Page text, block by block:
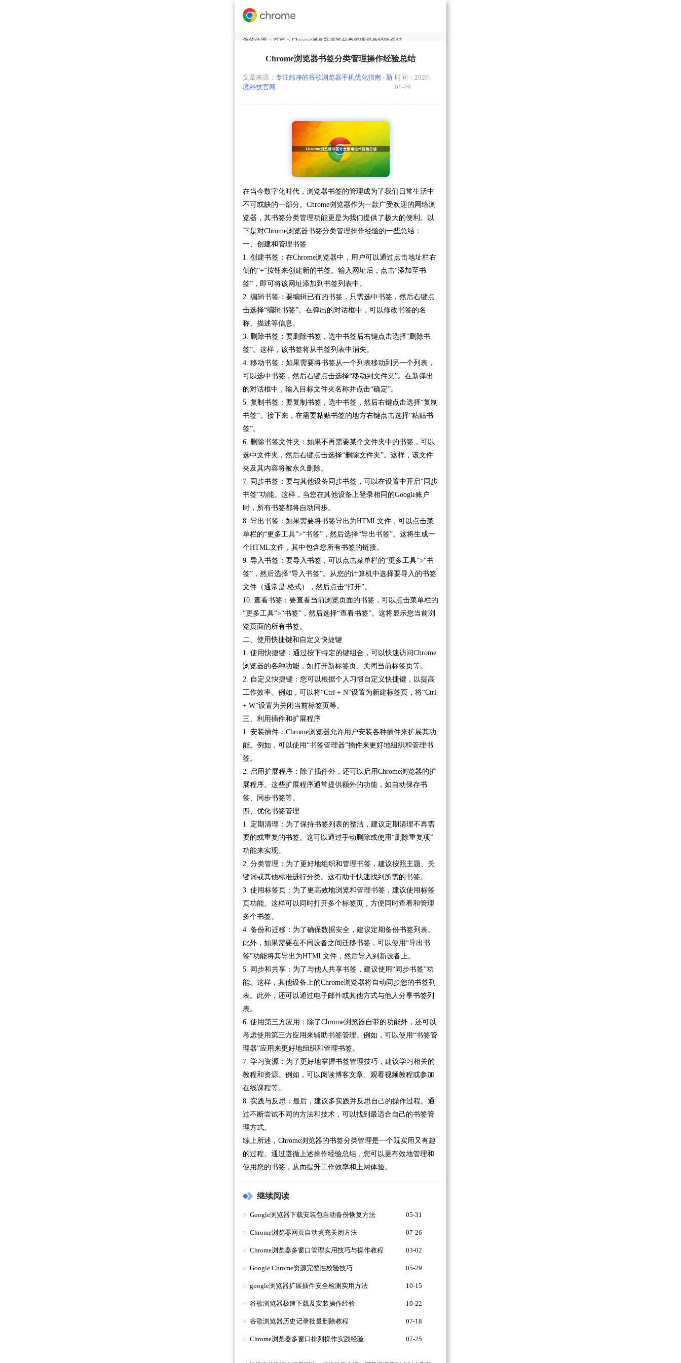
您的位置： 首页 > Chrome浏览器书签分类管理操作经验总结
Chrome浏览器书签分类管理操作经验总结
文章来源： 专注纯净的谷歌浏览器手机优化指南 - 新
境科技官网
时间：2026-
01-29
在当今数字化时代，浏览器书签的管理成为了我们日常生活中
不可或缺的一部分。Chrome浏览器作为一款广受欢迎的网络浏
览器，其书签分类管理功能更是为我们提供了极大的便利。以
下是对Chrome浏览器书签分类管理操作经验的一些总结：
一、创建和管理书签
1. 创建书签：在Chrome浏览器中，用户可以通过点击地址栏右
侧的“+”按钮来创建新的书签。输入网址后，点击“添加至书
签”，即可将该网址添加到书签列表中。
2. 编辑书签：要编辑已有的书签，只需选中书签，然后右键点
击选择“编辑书签”。在弹出的对话框中，可以修改书签的名
称、描述等信息。
3. 删除书签：要删除书签，选中书签后右键点击选择“删除书
签”。这样，该书签将从书签列表中消失。
4. 移动书签：如果需要将书签从一个列表移动到另一个列表，
可以选中书签，然后右键点击选择“移动到文件夹”。在新弹出
的对话框中，输入目标文件夹名称并点击“确定”。
5. 复制书签：要复制书签，选中书签，然后右键点击选择“复制
书签”。接下来，在需要粘贴书签的地方右键点击选择“粘贴书
签”。
6. 删除书签文件夹：如果不再需要某个文件夹中的书签，可以
选中文件夹，然后右键点击选择“删除文件夹”。这样，该文件
夹及其内容将被永久删除。
7. 同步书签：要与其他设备同步书签，可以在设置中开启“同步
书签”功能。这样，当您在其他设备上登录相同的Google账户
时，所有书签都将自动同步。
8. 导出书签：如果需要将书签导出为HTML文件，可以点击菜
单栏的“更多工具”>“书签”，然后选择“导出书签”。这将生成一
个HTML文件，其中包含您所有书签的链接。
9. 导入书签：要导入书签，可以点击菜单栏的“更多工具”>“书
签”，然后选择“导入书签”。从您的计算机中选择要导入的书签
文件（通常是.格式），然后点击“打开”。
10. 查看书签：要查看当前浏览页面的书签，可以点击菜单栏的
“更多工具”>“书签”，然后选择“查看书签”。这将显示您当前浏
览页面的所有书签。
二、使用快捷键和自定义快捷键
1. 使用快捷键：通过按下特定的键组合，可以快速访问Chrome
浏览器的各种功能，如打开新标签页、关闭当前标签页等。
2. 自定义快捷键：您可以根据个人习惯自定义快捷键，以提高
工作效率。例如，可以将“Ctrl + N”设置为新建标签页，将“Ctrl
+ W”设置为关闭当前标签页等。
三、利用插件和扩展程序
1. 安装插件：Chrome浏览器允许用户安装各种插件来扩展其功
能。例如，可以使用“书签管理器”插件来更好地组织和管理书
签。
2. 启用扩展程序：除了插件外，还可以启用Chrome浏览器的扩
展程序。这些扩展程序通常提供额外的功能，如自动保存书
签、同步书签等。
四、优化书签管理
1. 定期清理：为了保持书签列表的整洁，建议定期清理不再需
要的或重复的书签。这可以通过手动删除或使用“删除重复项”
功能来实现。
2. 分类管理：为了更好地组织和管理书签，建议按照主题、关
键词或其他标准进行分类。这有助于快速找到所需的书签。
3. 使用标签页：为了更高效地浏览和管理书签，建议使用标签
页功能。这样可以同时打开多个标签页，方便同时查看和管理
多个书签。
4. 备份和迁移：为了确保数据安全，建议定期备份书签列表。
此外，如果需要在不同设备之间迁移书签，可以使用“导出书
签”功能将其导出为HTML文件，然后导入到新设备上。
5. 同步和共享：为了与他人共享书签，建议使用“同步书签”功
能。这样，其他设备上的Chrome浏览器将自动同步您的书签列
表。此外，还可以通过电子邮件或其他方式与他人分享书签列
表。
6. 使用第三方应用：除了Chrome浏览器自带的功能外，还可以
考虑使用第三方应用来辅助书签管理。例如，可以使用“书签管
理器”应用来更好地组织和管理书签。
7. 学习资源：为了更好地掌握书签管理技巧，建议学习相关的
教程和资源。例如，可以阅读博客文章、观看视频教程或参加
在线课程等。
8. 实践与反思：最后，建议多实践并反思自己的操作过程。通
过不断尝试不同的方法和技术，可以找到最适合自己的书签管
理方式。
综上所述，Chrome浏览器的书签分类管理是一个既实用又有趣
的过程。通过遵循上述操作经验总结，您可以更有效地管理和
使用您的书签，从而提升工作效率和上网体验。
继续阅读
Google浏览器下载安装包自动备份恢复方法 05-31
Chrome浏览器网页自动填充关闭方法 07-26
Chrome浏览器多窗口管理实用技巧与操作教程 03-02
Google Chrome资源完整性校验技巧 05-29
google浏览器扩展插件安全检测实用方法 10-15
谷歌浏览器极速下载及安装操作经验 10-22
谷歌浏览器历史记录批量删除教程 07-18
Chrome浏览器多窗口排列操作实践经验 07-25